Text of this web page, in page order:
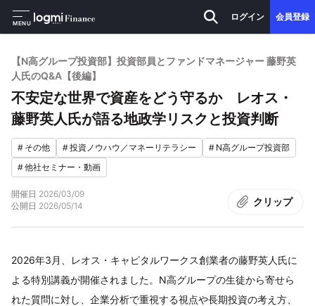
MENU
ログイン 会員登録
【N高グループ投資部】投資部員とファンドマネージャー 藤野英
人氏のQ&A【後編】
不安定な世界で資産をどう守るか レオス・
藤野英人氏が語る地政学リスクと投資判断
# その他 #投資ノウハウ／マネーリテラシー # N高グループ投資部
#他社セミナー・動画
開催日 2026/03/09
公開日 2026/05/14 クリップ
2026年3月、レオス・キャピタルワークス創業者の藤野英人氏に
よる特別講義が開催されました。N高グループの生徒から寄せら
れた質問に対し、企業分析で重視する視点や長期投資の考え方、